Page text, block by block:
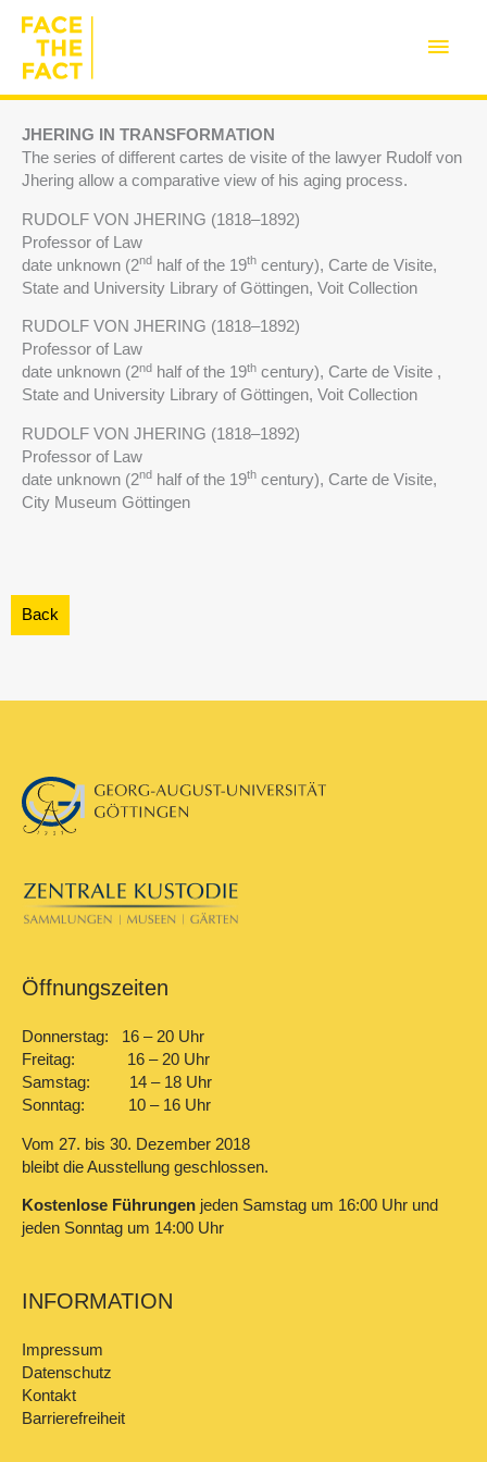
content
Main
JHERING IN TRANSFORMATION
The series of different cartes de visite of the lawyer Rudolf von
Jhering allow a comparative view of his aging process.
RUDOLF VON JHERING (1818–1892)
Professor of Law
date unknown (2nd half of the 19th century), Carte de Visite,
State and University Library of Göttingen, Voit Collection
RUDOLF VON JHERING (1818–1892)
Professor of Law
date unknown (2nd half of the 19th century), Carte de Visite ,
State and University Library of Göttingen, Voit Collection
RUDOLF VON JHERING (1818–1892)
Professor of Law
date unknown (2nd half of the 19th century), Carte de Visite,
City Museum Göttingen
Öffnungszeiten
Donnerstag: 16 – 20 Uhr
Freitag: 16 – 20 Uhr
Samstag: 14 – 18 Uhr
Sonntag: 10 – 16 Uhr
Vom 27. bis 30. Dezember 2018
bleibt die Ausstellung geschlossen.
Kostenlose Führungen jeden Samstag um 16:00 Uhr und
jeden Sonntag um 14:00 Uhr
INFORMATION
Impressum
Datenschutz
Kontakt
Barrierefreiheit